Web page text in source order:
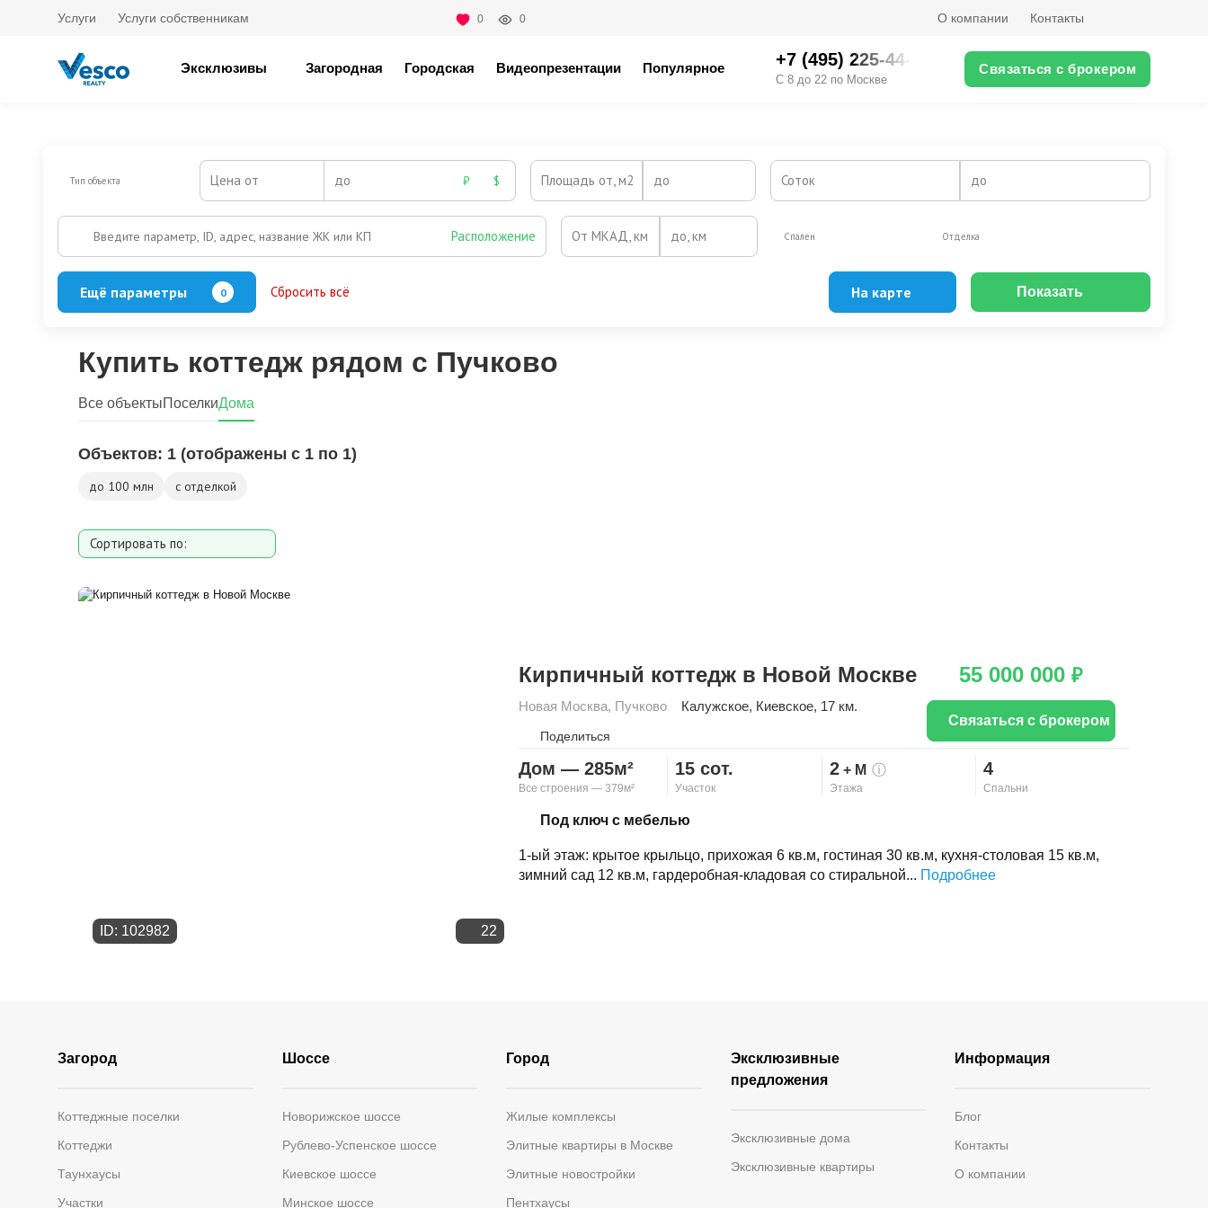
Услуги Услуги собственникам 0 0 О компании Контакты
Эксклюзивы Загородная Городская Видеопрезентации Популярное +7 (495) 225-44-XX
С 8 до 22 по Москве
Связаться с брокером
Тип объекта Цена от до ₽ $ Площадь от, м2 до Соток до
Введите параметр, ID, адрес, название ЖК или КП Расположение От МКАД, км до, км Спален Отделка
Ещё параметры 0 Сбросить всё На карте Показать
Купить коттедж рядом с Пучково
Объектов: 1 (отображены с 1 по 1)
Все объектыПоселкиДома
до 100 млн с отделкой
Сортировать по:
Площади участка
ID: 102982 22
Кирпичный коттедж в Новой Москве
Новая Москва, Пучково Калужское, Киевское, 17 км.
Поделиться
Скопировать ссылку
Дом — 285м²
Все строения — 379м²
15 сот.
Участок
2+ М ⓘ
Этажа
4
Спальни
Под ключ с мебелью
1-ый этаж: крытое крыльцо, прихожая 6 кв.м, гостиная 30 кв.м, кухня-столовая 15 кв.м,
зимний сад 12 кв.м, гардеробная-кладовая со стиральной... Подробнее
55 000 000 ₽
Связаться с брокером
Загород
Коттеджные поселки
Коттеджи
Таунхаусы
Участки
Шоссе
Новорижское шоссе
Рублево-Успенское шоссе
Киевское шоссе
Минское шоссе
Город
Жилые комплексы
Элитные квартиры в Москве
Элитные новостройки
Пентхаусы
Эксклюзивные
предложения
Эксклюзивные дома
Эксклюзивные квартиры
Информация
Блог
Контакты
О компании